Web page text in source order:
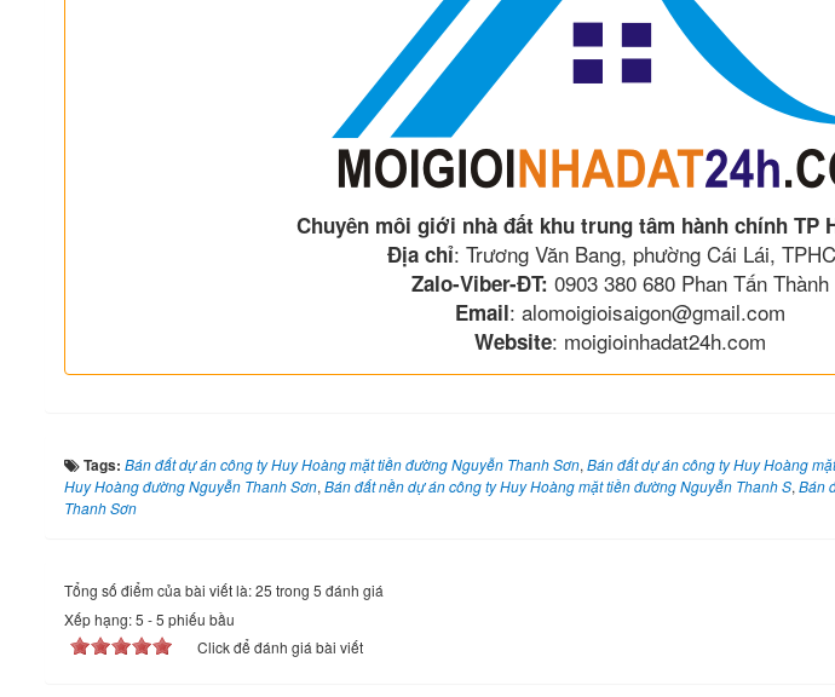
Chuyên môi giới nhà đất khu trung tâm hành chính TP
Địa chỉ: Trương Văn Bang, phường Cái Lái,
Zalo-Viber-ĐT: 0903 380 680 Phan Tấn Thành
Email: alomoigioisaigon@gmail.com
Website: moigioinhadat24h.com
Tags: Bán đất dự án công ty Huy Hoàng mặt tiền đường Nguyễn Thanh Sơn, Bán đất dự án công ty Huy Hoàng
Huy Hoàng đường Nguyễn Thanh Sơn, Bán đất nền dự án công ty Huy Hoàng mặt tiền đường Nguyễn Thanh S, Bán
Thanh Sơn
Tổng số điểm của bài viết là: 25 trong 5 đánh giá
Xếp hạng:5 -5 phiếu bầu
Click để đánh giá bài viết